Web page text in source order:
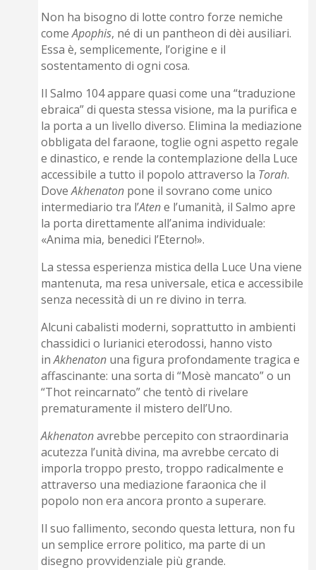
Non ha bisogno di lotte contro forze nemiche
comeApophis, né di un pantheon di dèi ausiliari.
Essa è, semplicemente, l’origine e il
sostentamento di ogni cosa.
Il Salmo 104 appare quasi come una “traduzione
ebraica” di questa stessa visione, ma la purifica e
la porta a un livello diverso. Elimina la mediazione
obbligata del faraone, toglie ogni aspetto regale
e dinastico, e rende la contemplazione della Luce
accessibile a tutto il popolo attraverso la Torah.
DoveAkhenaton pone il sovrano come unico
intermediario tra l’Atene l’umanità, il Salmo apre
la porta direttamente all’anima individuale:
«Anima mia, benedici l’Eterno!».
La stessa esperienza mistica della Luce Una viene
mantenuta, ma resa universale, etica e accessibile
senza necessità di un re divino in terra.
Alcuni cabalisti moderni, soprattutto in ambienti
chassidici o lurianici eterodossi, hanno visto
inAkhenaton una figura profondamente tragica e
affascinante: una sorta di “Mosè mancato” o un
“Thot reincarnato” che tentò di rivelare
prematuramente il mistero dell’Uno.
Akhenatonavrebbe percepito con straordinaria
acutezza l’unità divina, ma avrebbe cercato di
imporla troppo presto, troppo radicalmente e
attraverso una mediazione faraonica che il
popolo non era ancora pronto a superare.
Il suo fallimento, secondo questa lettura, non fu
un semplice errore politico, ma parte di un
disegno provvidenziale più grande.